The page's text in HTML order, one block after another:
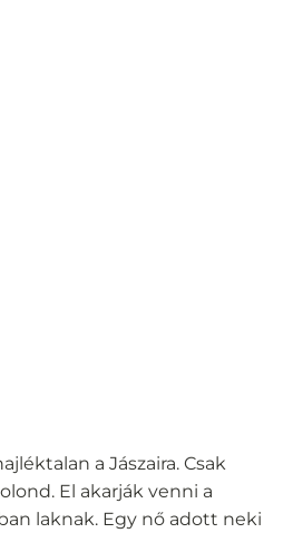
a Jászaira. Csak
El akarják venni a
laknak. Egy nő adott neki